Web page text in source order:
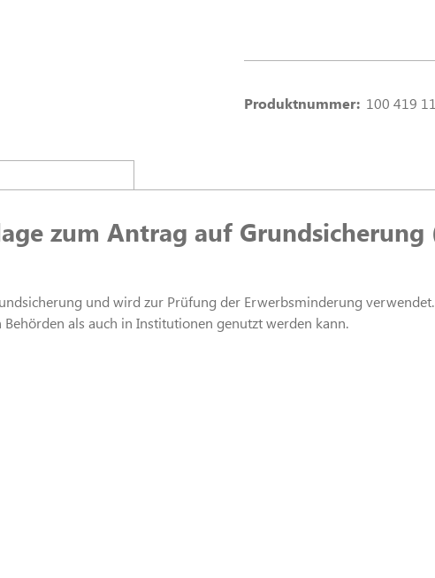
Produktnummer: 100 419
zum Antrag auf Grundsicherung
und wird zur Prüfung der Erwerbsminderung
als auch in Institutionen genutzt werden kann.